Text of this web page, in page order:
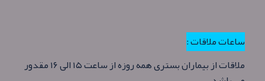
ساعات ملاقات :
ملاقات از بیماران بستری همه روزه از ساعت ۱۵ الی ۱۶ مقدور